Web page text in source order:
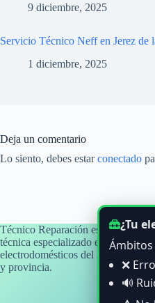
9 diciembre, 2025
Servicio Técnico Neff en Jerez de
1 diciembre, 2025
Deja un comentario
Lo siento, debes estarconectado
Técnico Reparación es un blog
técnica especializado en averías y
electrodomésticos del hogar, con
y provincia.
¿Tu
Ámbitos
❌
🔊